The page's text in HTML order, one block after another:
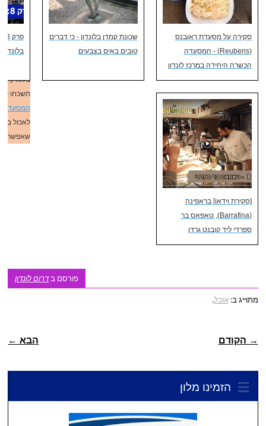
להכרות
סיורי
פוטר ועוד
בנוסף,
בלונדון
תשכחו
המסעדות
לאכול
שאפשר
סקירה על מסעדת ראובנס
(Reubens) - המסעדה
הכשרה היחידה במרכז לונדון
שכונת קמדן בלונדון - כי דברים
טובים באים בצבעים
[סקירת וידאו] בראפינה
(Barrafina), טאפאס בר
ספרדי ליד קובנט גרדן
פורסם בדרום לונדון
מתוייג ב:אוכל.
→ הקודם הבא ←
הזמינו מלון